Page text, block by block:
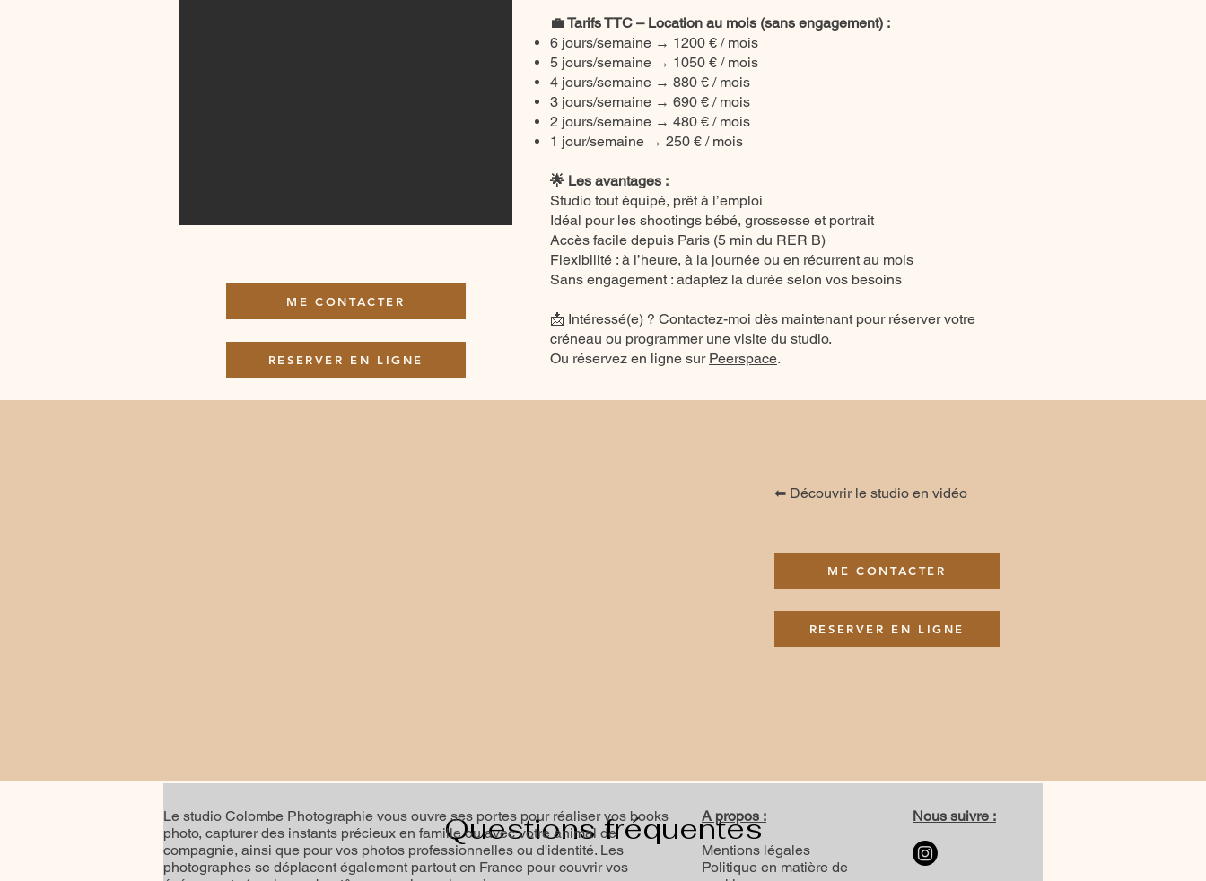
ME CONTACTER
RESERVER EN LIGNE
💼 Tarifs TTC – Location au mois (sans engagement) :
6 jours/semaine → 1200 € / mois
5 jours/semaine → 1050 € / mois
4 jours/semaine → 880 € / mois
3 jours/semaine → 690 € / mois
2 jours/semaine → 480 € / mois
1 jour/semaine → 250 € / mois
🌟 Les avantages :
Studio tout équipé, prêt à l’emploi
Idéal pour les shootings bébé, grossesse et portrait
Accès facile depuis Paris (5 min du RER B)
Flexibilité : à l’heure, à la journée ou en récurrent au mois
Sans engagement : adaptez la durée selon vos besoins
📩 Intéressé(e) ? Contactez-moi dès maintenant pour réserver votre
créneau ou programmer une visite du studio.
Ou réservez en ligne sur Peerspace.
⬅ Découvrir le studio en vidéo
RESERVER EN LIGNE
ME CONTACTER
Questions fréquentes
Le studio Colombe Photographie vous ouvre ses portes pour réaliser vos books
photo, capturer des instants précieux en famille ou avec votre animal de
compagnie, ainsi que pour vos photos professionnelles ou d'identité. Les
photographes se déplacent également partout en France pour couvrir vos
A propos :
Mentions légales
Politique en matière de
Nous suivre :